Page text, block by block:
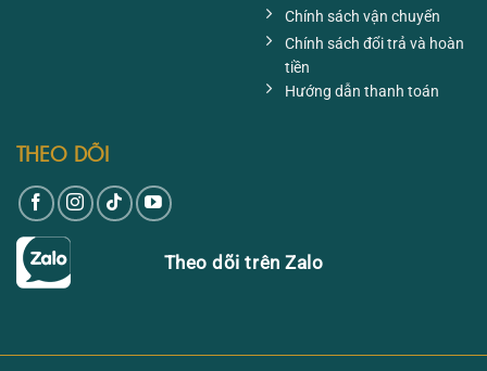
Chính sách vận chuyển
Chính sách đổi trả và hoàn
tiền
Hướng dẫn thanh toán
THEO DÕI
Theo dõi trên Zalo